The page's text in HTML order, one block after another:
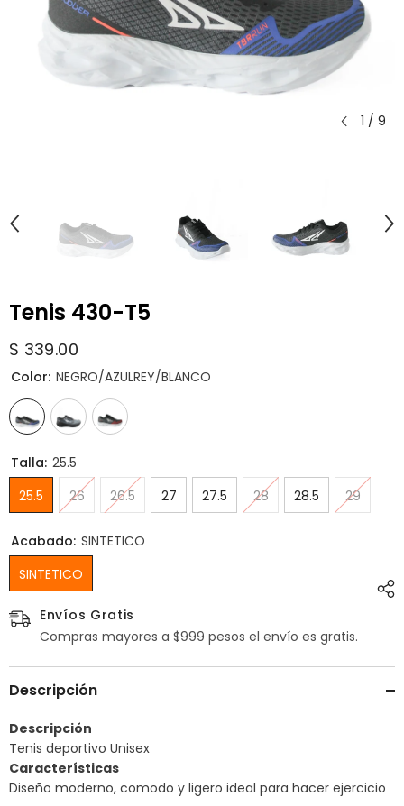
1 / 9
Tenis 430-T5
$ 339.00
Color: NEGRO/AZULREY/BLANCO
Talla: 25.5
25.5
26 26.5 27 27.5 28 28.5 29
Acabado: SINTETICO
SINTETICO
Envíos Gratis
Compras mayores a $999 pesos el envío es gratis.
Descripción
Descripción
Tenis deportivo Unisex
Características
Diseño moderno, comodo y ligero ideal para hacer ejercicio